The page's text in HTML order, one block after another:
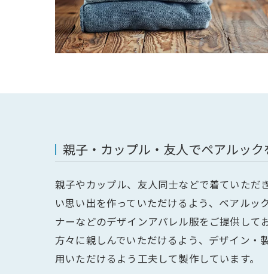
親子・カップル・友人でペアルック
親子やカップル、友人同士などで着ていた
い思い出を作っていただけるよう、ペアル
ナーなどのデザインアパレル服をご提供して
方々に親しんでいただけるよう、デザイン
用いただけるよう工夫して製作しています。